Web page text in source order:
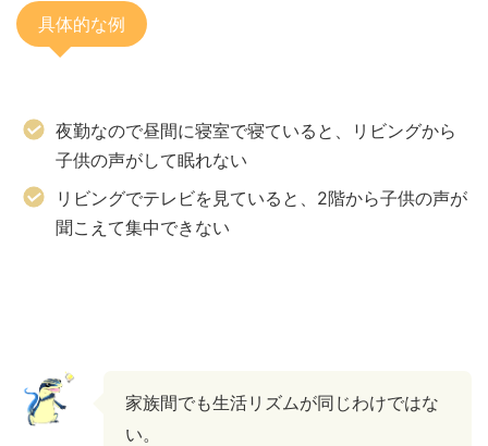
具体的な例
夜勤なので昼間に寝室で寝ていると、リビングから
子供の声がして眠れない
リビングでテレビを見ていると、2階から子供の声が
聞こえて集中できない
家族間でも生活リズムが同じわけではな
い。